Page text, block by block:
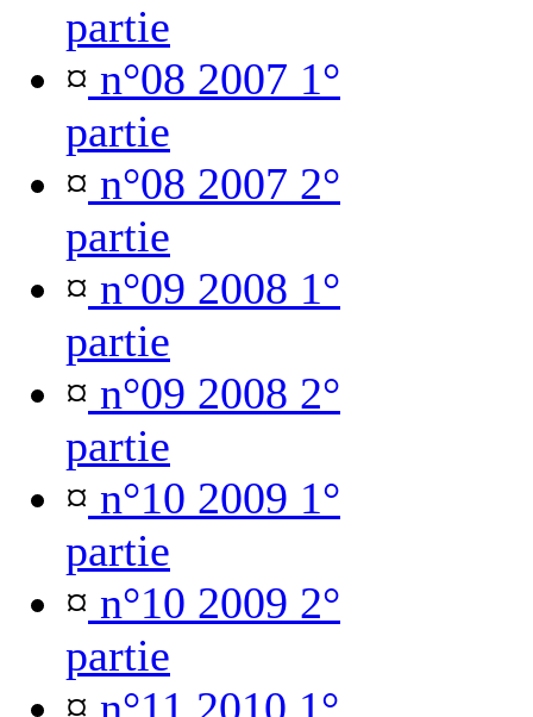
partie
¤ n°08 2007 1°
partie
¤ n°08 2007 2°
partie
¤ n°09 2008 1°
partie
¤ n°09 2008 2°
partie
¤ n°10 2009 1°
partie
¤ n°10 2009 2°
partie